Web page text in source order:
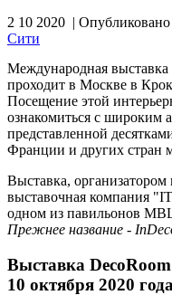
2 10 2020 | Опубликовано
Сити
Международная выставка
проходит в Москве в
Посещение этой
ознакомиться с широким
представленной
Франции и других стран
Выставка, организатором
выставочная компания
одном из павильонов
Прежнее название -
Выставка
10 октября 2020 года